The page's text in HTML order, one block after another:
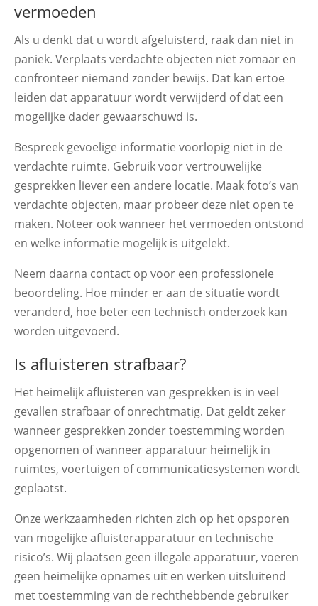
vermoeden
Als u denkt dat u wordt afgeluisterd, raak dan niet in
paniek. Verplaats verdachte objecten niet zomaar en
confronteer niemand zonder bewijs. Dat kan ertoe
leiden dat apparatuur wordt verwijderd of dat een
mogelijke dader gewaarschuwd is.
Bespreek gevoelige informatie voorlopig niet in de
verdachte ruimte. Gebruik voor vertrouwelijke
gesprekken liever een andere locatie. Maak foto’s van
verdachte objecten, maar probeer deze niet open te
maken. Noteer ook wanneer het vermoeden ontstond
en welke informatie mogelijk is uitgelekt.
Neem daarna contact op voor een professionele
beoordeling. Hoe minder er aan de situatie wordt
veranderd, hoe beter een technisch onderzoek kan
worden uitgevoerd.
Is afluisteren strafbaar?
Het heimelijk afluisteren van gesprekken is in veel
gevallen strafbaar of onrechtmatig. Dat geldt zeker
wanneer gesprekken zonder toestemming worden
opgenomen of wanneer apparatuur heimelijk in
ruimtes, voertuigen of communicatiesystemen wordt
geplaatst.
Onze werkzaamheden richten zich op het opsporen
van mogelijke afluisterapparatuur en technische
risico’s. Wij plaatsen geen illegale apparatuur, voeren
geen heimelijke opnames uit en werken uitsluitend
met toestemming van de rechthebbende gebruiker